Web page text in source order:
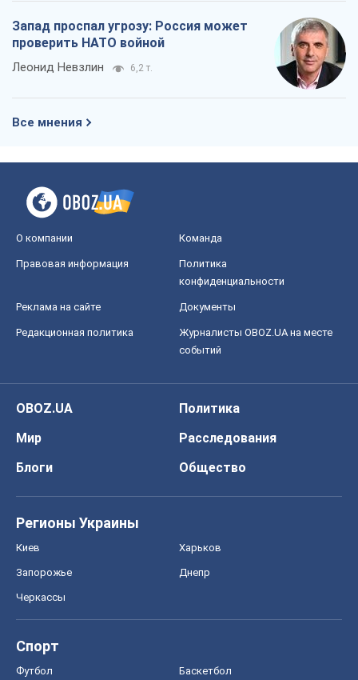
Запад проспал угрозу: Россия может
проверить НАТО войной
Леонид Невзлин 6,2 т.
Все мнения
О компании Команда
Правовая информация
Политика
конфиденциальности
Реклама на сайте Документы
Редакционная политика
Журналисты OBOZ.UA на месте
событий
OBOZ.UA
Политика
Мир
Расследования
Блоги
Общество
Регионы Украины
Киев Харьков
Запорожье Днепр
Черкассы
Спорт
Футбол Баскетбол